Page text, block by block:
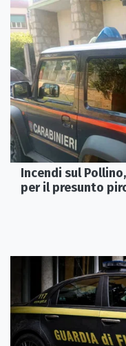
Incendi sul
per il presunto